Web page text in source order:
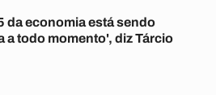
da economia está sendo
a todo momento', diz Tárcio